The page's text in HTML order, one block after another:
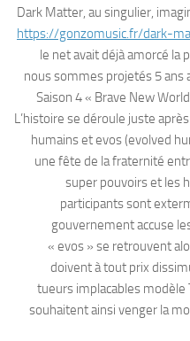
Dark Matter, au singulier,
https://gonzomusic.fr/dark-
le net avait déjà amorcé la
nous sommes projetés 5 ans
Saison 4 « Brave New
L’histoire se déroule juste
humains et evos (evolved
une fête de la fraternité
super pouvoirs et les
participants sont
gouvernement accuse
« evos » se retrouvent
doivent à tout prix
tueurs implacables modèle
souhaitent ainsi venger la